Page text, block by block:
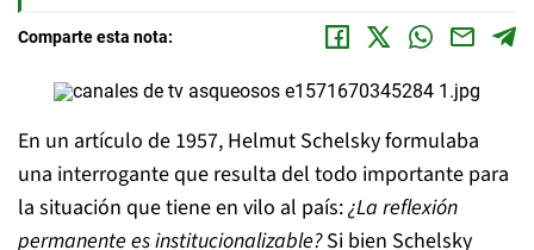
Comparte esta nota:
En un artículo de 1957, Helmut Schelsky formulaba
una interrogante que resulta del todo importante para
la situación que tiene en vilo al país:¿La reflexión
permanente es institucionalizable?Si bien Schelsky